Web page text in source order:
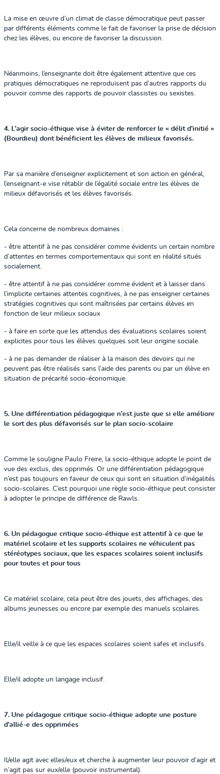
La mise en œuvre d’un climat de classe démocratique peut passer
par différents éléments comme le fait de favoriser la prise de décision
chez les élèves, ou encore de favoriser la discussion.
Néanmoins, l’enseignante doit être également attentive que ces
pratiques démocratiques ne reproduisent pas d’autres rapports du
pouvoir comme des rapports de pouvoir classistes ou sexistes.
4. L’agir socio-éthique vise à éviter de renforcer le « délit d’initié »
(Bourdieu) dont bénéficient les élèves de milieux favorisés.
Par sa manière d’enseigner explicitement et son action en général,
l’enseignant-e vise rétablir de l’égalité sociale entre les élèves de
milieux défavorisés et les élèves favorisés.
Cela concerne de nombreux domaines :
- être attentif à ne pas considérer comme évidents un certain nombre
d’attentes en termes comportementaux qui sont en réalité situés
socialement.
- être attentif à ne pas considérer comme évident et à laisser dans
l’implicite certaines attentes cognitives, à ne pas enseigner certaines
stratégies cognitives qui sont maîtrisées par certains élèves en
fonction de leur milieux sociaux
- à faire en sorte que les attendus des évaluations scolaires soient
explicites pour tous les élèves quelques soit leur origine sociale.
- à ne pas demander de réaliser à la maison des devoirs qui ne
peuvent pas être réalisés sans l’aide des parents ou par un élève en
situation de précarité socio-économique.
5. Une différentiation pédagogique n’est juste que si elle améliore
le sort des plus défavorisés sur le plan socio-scolaire
Comme le souligne Paulo Freire, la socio-éthique adopte le point de
vue des exclus, des opprimés. Or une différentiation pédagogique
n’est pas toujours en faveur de ceux qui sont en situation d’inégalités
socio-scolaires. C’est pourquoi une règle socio-éthique peut consister
à adopter le principe de différence de Rawls.
6. Un pédagogue critique socio-éthique est attentif à ce que le
matériel scolaire et les supports scolaires ne véhiculent pas
stéréotypes sociaux, que les espaces scolaires soient inclusifs
pour toutes et pour tous
Ce matériel scolaire, cela peut être des jouets, des affichages, des
albums jeunesses ou encore par exemple des manuels scolaires.
Elle/il veille à ce que les espaces scolaires soient safes et inclusifs.
Elle/il adopte un langage inclusif.
7. Une pédagogue critique socio-éthique adopte une posture
d’allié-e des opprimées
Il/elle agit avec elles/eux et cherche à augmenter leur pouvoir d’agir et
n’agit pas sur eux/elle (pouvoir instrumental).